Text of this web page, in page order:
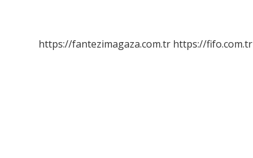
https://fantezimagaza.com.tr https://fifo.com.tr